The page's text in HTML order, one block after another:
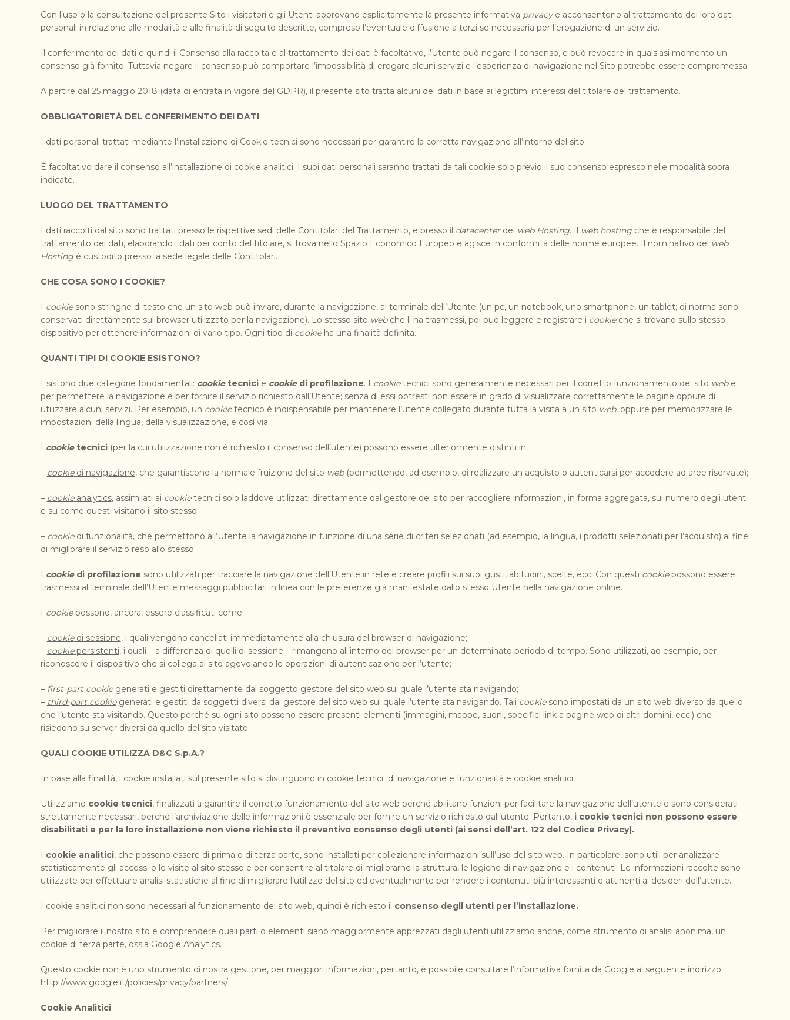
Con l’uso o la consultazione del presente Sito i visitatori e gli Utenti approvano esplicitamente la presente informativa privacye acconsentono al trattamento dei loro dati
personali in relazione alle modalità e alle finalità di seguito descritte, compreso l’eventuale diffusione a terzi se necessaria per l’erogazione di un servizio.
Il conferimento dei dati e quindi il Consenso alla raccolta e al trattamento dei dati è facoltativo, l’Utente può negare il consenso, e può revocare in qualsiasi momento un
consenso già fornito. Tuttavia negare il consenso può comportare l’impossibilità di erogare alcuni servizi e l’esperienza di navigazione nel Sito potrebbe essere compromessa.
A partire dal 25 maggio 2018 (data di entrata in vigore del GDPR), il presente sito tratta alcuni dei dati in base ai legittimi interessi del titolare del trattamento.
OBBLIGATORIETÀ DEL CONFERIMENTO DEI DATI
I dati personali trattati mediante l’installazione di Cookie tecnici sono necessari per garantire la corretta navigazione all’interno del sito.
È facoltativo dare il consenso all’installazione di cookie analitici. I suoi dati personali saranno trattati da tali cookie solo previo il suo consenso espresso nelle modalità sopra
indicate.
LUOGO DEL TRATTAMENTO
I dati raccolti dal sito sono trattati presso le rispettive sedi delle Contitolari del Trattamento, e presso il datacenterdel web Hosting. Il web hostingche è responsabile del
trattamento dei dati, elaborando i dati per conto del titolare, si trova nello Spazio Economico Europeo e agisce in conformità delle norme europee. Il nominativo del web
Hostingè custodito presso la sede legale delle Contitolari.
CHE COSA SONO I COOKIE?
I cookiesono stringhe di testo che un sito web può inviare, durante la navigazione, al terminale dell’Utente (un pc, un notebook, uno smartphone, un tablet; di norma sono
conservati direttamente sul browser utilizzato per la navigazione). Lo stesso sito webche li ha trasmessi, poi può leggere e registrare i cookieche si trovano sullo stesso
dispositivo per ottenere informazioni di vario tipo. Ogni tipo di cookieha una finalità definita.
QUANTI TIPI DI COOKIE ESISTONO?
Esistono due categorie fondamentali: cookietecnicie cookiedi profilazione. I cookietecnici sono generalmente necessari per il corretto funzionamento del sito webe
per permettere la navigazione e per fornire il servizio richiesto dall’Utente; senza di essi potresti non essere in grado di visualizzare correttamente le pagine oppure di
utilizzare alcuni servizi. Per esempio, un cookietecnico è indispensabile per mantenere l’utente collegato durante tutta la visita a un sito web, oppure per memorizzare le
impostazioni della lingua, della visualizzazione, e così via.
I cookietecnici(per la cui utilizzazione non è richiesto il consenso dell’utente) possono essere ulteriormente distinti in:
– cookiedi navigazione, che garantiscono la normale fruizione del sito web(permettendo, ad esempio, di realizzare un acquisto o autenticarsi per accedere ad aree riservate);
– cookieanalytics, assimilati ai cookietecnici solo laddove utilizzati direttamente dal gestore del sito per raccogliere informazioni, in forma aggregata, sul numero degli utenti
e su come questi visitano il sito stesso.
– cookiedi funzionalità, che permettono all’Utente la navigazione in funzione di una serie di criteri selezionati (ad esempio, la lingua, i prodotti selezionati per l’acquisto) al fine
di migliorare il servizio reso allo stesso.
I cookiedi profilazione sono utilizzati per tracciare la navigazione dell’Utente in rete e creare profili sui suoi gusti, abitudini, scelte, ecc. Con questi cookiepossono essere
trasmessi al terminale dell’Utente messaggi pubblicitari in linea con le preferenze già manifestate dallo stesso Utente nella navigazione online.
I cookiepossono, ancora, essere classificati come:
– cookiedi sessione, i quali vengono cancellati immediatamente alla chiusura del browser di navigazione;
– cookiepersistenti, i quali – a differenza di quelli di sessione – rimangono all’interno del browser per un determinato periodo di tempo. Sono utilizzati, ad esempio, per
riconoscere il dispositivo che si collega al sito agevolando le operazioni di autenticazione per l’utente;
– first-part cookie generati e gestiti direttamente dal soggetto gestore del sito web sul quale l’utente sta navigando;
– third-part cookiegenerati e gestiti da soggetti diversi dal gestore del sito web sul quale l’utente sta navigando. Tali cookiesono impostati da un sito web diverso da quello
che l’utente sta visitando. Questo perché su ogni sito possono essere presenti elementi (immagini, mappe, suoni, specifici link a pagine web di altri domini, ecc.) che
risiedono su server diversi da quello del sito visitato.
QUALI COOKIE UTILIZZA D&C S.p.A.?
In base alla finalità, i cookie installati sul presente sito si distinguono in cookie tecnici di navigazione e funzionalità e cookie analitici.
Utilizziamo cookie tecnici, finalizzati a garantire il corretto funzionamento del sito web perché abilitano funzioni per facilitare la navigazione dell’utente e sono considerati
strettamente necessari, perché l’archiviazione delle informazioni è essenziale per fornire un servizio richiesto dall’utente. Pertanto, i cookie tecnici non possono essere
disabilitati e per la loro installazione non viene richiesto il preventivo consenso degli utenti (ai sensi dell’art. 122 del Codice Privacy).
I cookie analitici, che possono essere di prima o di terza parte, sono installati per collezionare informazioni sull’uso del sito web. In particolare, sono utili per analizzare
statisticamente gli accessi o le visite al sito stesso e per consentire al titolare di migliorarne la struttura, le logiche di navigazione e i contenuti. Le informazioni raccolte sono
utilizzate per effettuare analisi statistiche al fine di migliorare l’utilizzo del sito ed eventualmente per rendere i contenuti più interessanti e attinenti ai desideri dell’utente.
I cookie analitici non sono necessari al funzionamento del sito web, quindi è richiesto il consenso degli utenti per l’installazione.
Per migliorare il nostro sito e comprendere quali parti o elementi siano maggiormente apprezzati dagli utenti utilizziamo anche, come strumento di analisi anonima, un
cookie di terza parte, ossia Google Analytics.
Questo cookie non è uno strumento di nostra gestione, per maggiori informazioni, pertanto, è possibile consultare l’informativa fornita da Google al seguente indirizzo:
http://www.google.it/policies/privacy/partners/
Cookie Analitici